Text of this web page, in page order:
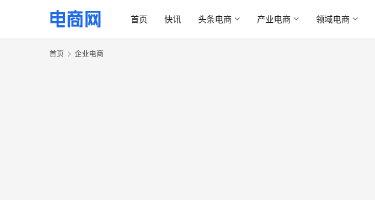
首页 快讯 头条电商 产业电商 领域电商
首页 企业电商